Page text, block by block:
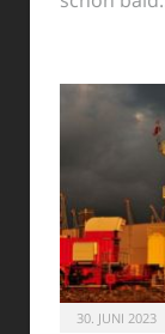
30. JUNI 2023